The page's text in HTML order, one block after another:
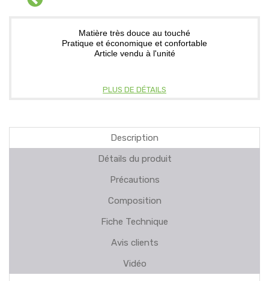
Matière très douce au touché
Pratique et économique et confortable
Article vendu à l'unité
PLUS DE DÉTAILS
Description
Détails du produit
Précautions
Composition
Fiche Technique
Avis clients
Vidéo